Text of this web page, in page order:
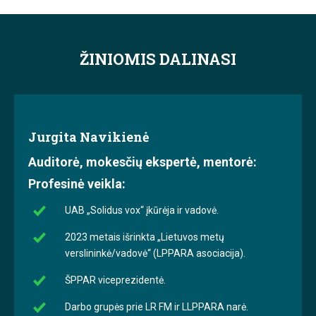
ŽINIOMIS DALINASI
Jurgita Navikienė
Auditorė, mokesčių ekspertė, mentorė:
Profesinė veikla:
UAB „Solidus vox“ įkūrėja ir vadovė.
2023 metais išrinkta „Lietuvos metų
verslininkė/vadovė“ (LPPARA asociacija).
ŠPPAR viceprezidentė.
Darbo grupės prie LR FM ir LLPPARA narė.